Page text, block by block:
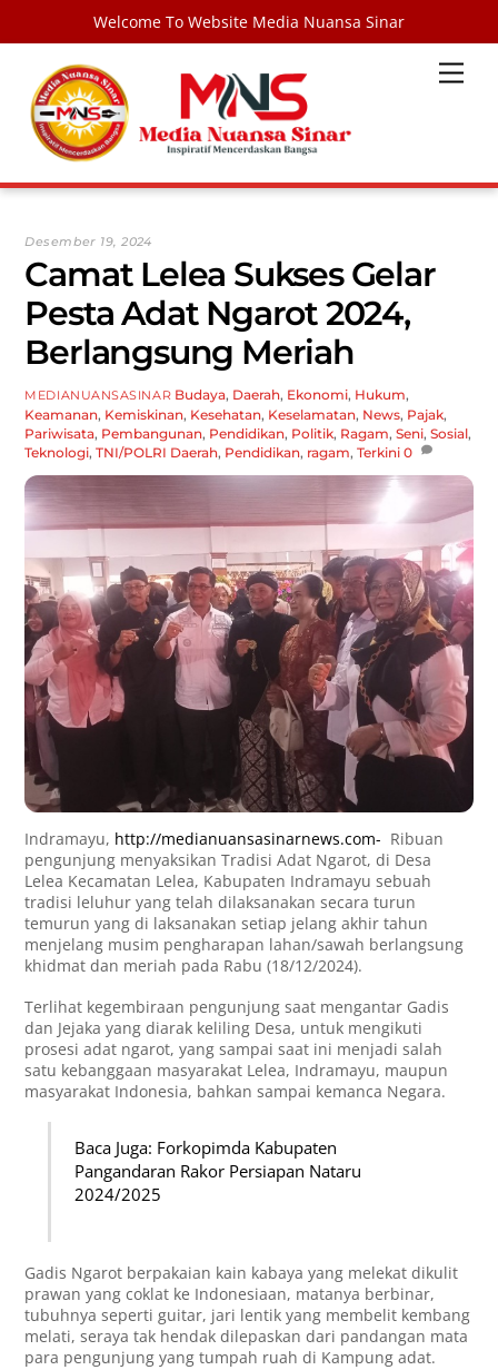
Welcome To Website Media Nuansa Sinar
content
Desember 19, 2024
Camat Lelea Sukses Gelar
Pesta Adat Ngarot 2024,
Berlangsung Meriah
MEDIANUANSASINAR Budaya, Daerah, Ekonomi, Hukum,
Keamanan, Kemiskinan, Kesehatan, Keselamatan, News, Pajak,
Pariwisata, Pembangunan, Pendidikan, Politik, Ragam,Seni,Sosial,
Teknologi,TNI/POLRI Daerah, Pendidikan, ragam,Terkini 0
Indramayu, http://medianuansasinarnews.com- Ribuan
pengunjung menyaksikan Tradisi Adat Ngarot, di Desa
Lelea Kecamatan Lelea, Kabupaten Indramayu sebuah
tradisi leluhur yang telah dilaksanakan secara turun
temurun yang di laksanakan setiap jelang akhir tahun
menjelang musim pengharapan lahan/sawah berlangsung
khidmat dan meriah pada Rabu (18/12/2024).
Terlihat kegembiraan pengunjung saat mengantar Gadis
dan Jejaka yang diarak keliling Desa, untuk mengikuti
prosesi adat ngarot, yang sampai saat ini menjadi salah
satu kebanggaan masyarakat Lelea, Indramayu, maupun
masyarakat Indonesia, bahkan sampai kemanca Negara.
Baca Juga: Forkopimda Kabupaten
Pangandaran Rakor Persiapan Nataru
2024/2025
Gadis Ngarot berpakaian kain kabaya yang melekat dikulit
prawan yang coklat ke Indonesiaan, matanya berbinar,
tubuhnya seperti guitar, jari lentik yang membelit kembang
melati, seraya tak hendak dilepaskan dari pandangan mata
para pengunjung yang tumpah ruah di Kampung adat.